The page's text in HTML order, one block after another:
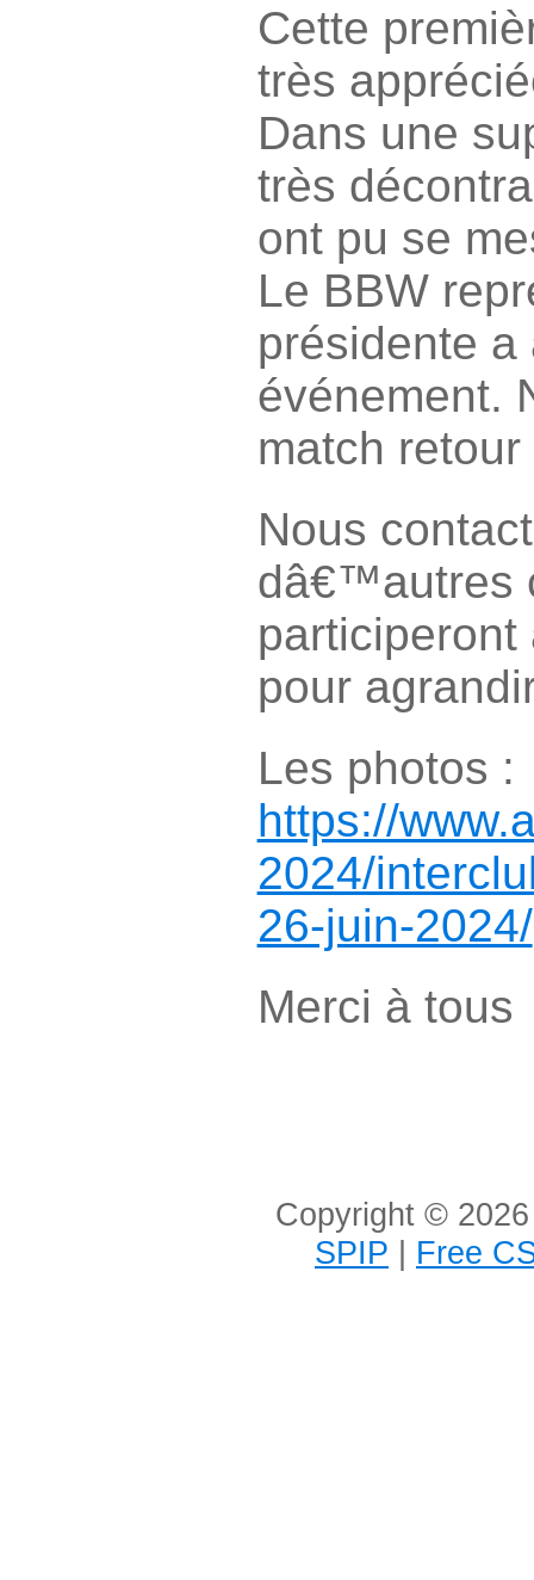
Cette
très
Dans une
très
ont pu se
Le BBW
présidente a
événement.
match
Nous
dâ€™autres
pour
Les photos :
https://
2024/
26-juin-2024/
Merci à tous
Copyright ©
SPIP | Free